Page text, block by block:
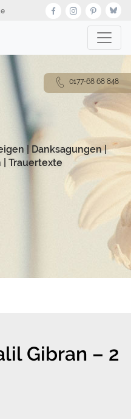
|Danksagungen|
Trauertexte
Gibran – 2
0177-68 68 848